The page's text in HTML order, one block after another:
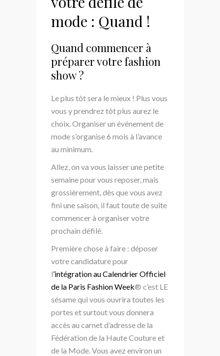
mode : Quand !
Quand commencer à
préparer votre fashion
show ?
Le plus tôt sera le mieux ! Plus vous
vous y prendrez tôt plus aurez le
choix. Organiser un événement de
mode s’organise 6 mois à l’avance
au minimum.
Allez, on va vous laisser une petite
semaine pour vous reposer, mais
grossièrement, dès que vous avez
fini une saison, il faut toute de suite
commencer à organiser votre
prochain défilé.
Première chose à faire : déposer
votre candidature pour
l’intégration au Calendrier Officiel
de la Paris Fashion Week® c’est LE
sésame qui vous ouvrira toutes les
portes et surtout vous donnera
accès au carnet d’adresse de la
Fédération de la Haute Couture et
de la Mode. Vous avez environ un